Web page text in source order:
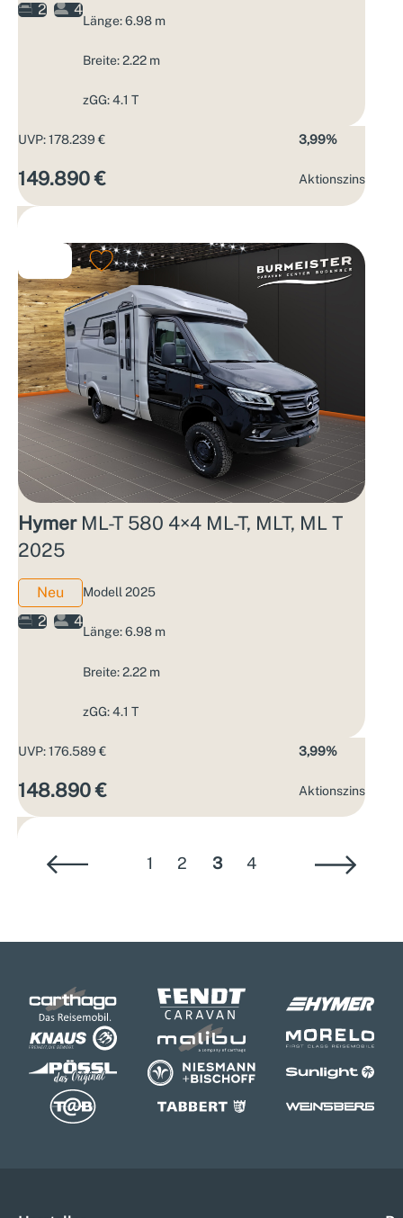
2
4
Länge: 6.98 m
Breite: 2.22 m
zGG: 4.1 T
UVP: 178.239 €
149.890 €
3,99%
Aktions­zins
HymerML-T 580 4×4 ML-T, MLT, ML T
2025
Neu
2
4
Modell 2025
Länge: 6.98 m
Breite: 2.22 m
zGG: 4.1 T
UVP: 176.589 €
148.890 €
3,99%
Aktions­zins
1 2 3 4